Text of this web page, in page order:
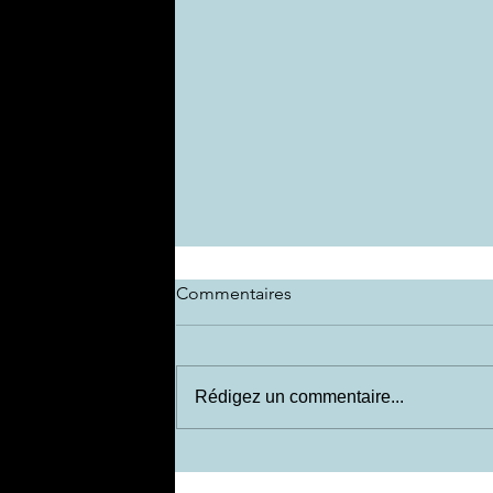
INCITATION AU RÉVEIL
Commentaires
Rédigez un commentaire...